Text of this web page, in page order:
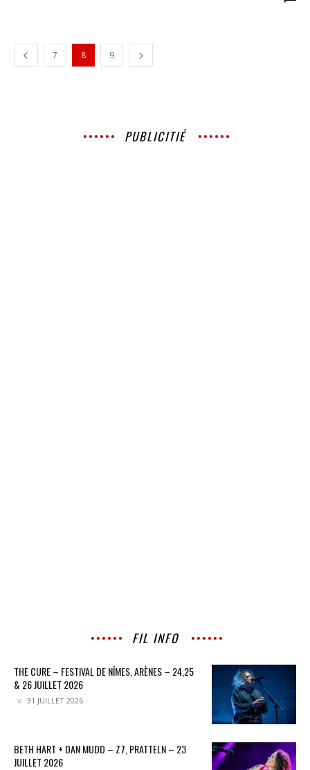
7 8 9
PUBLICITIÉ
FIL INFO
THE CURE – FESTIVAL DE NÎMES, ARÈNES – 24,25
& 26 JUILLET 2026
31 JUILLET 2026
BETH HART + DAN MUDD – Z7, PRATTELN – 23
JUILLET 2026